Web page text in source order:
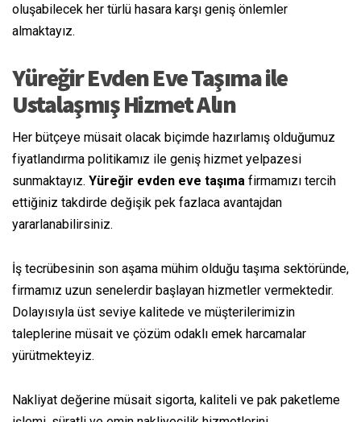
oluşabilecek her türlü hasara karşı geniş önlemler
almaktayız.
Yüreğir Evden EveTaşımaile
UstalaşmışHizmet Alın
Her bütçeye müsait olacak biçimde hazırlamış olduğumuz
fiyatlandırma politikamız ile geniş hizmet yelpazesi
sunmaktayız. Yüreğir evden eve taşıma firmamızı tercih
ettiğiniz takdirde değişik pek fazlaca avantajdan
yararlanabilirsiniz.
İş tecrübesinin son aşama mühim olduğu taşıma sektöründe,
firmamız uzun senelerdir başlayan hizmetler vermektedir.
Dolayısıyla üst seviye kalitede ve müşterilerimizin
taleplerine müsait ve çözüm odaklı emek harcamalar
yürütmekteyiz.
Nakliyat değerine müsait sigorta, kaliteli ve pak paketleme